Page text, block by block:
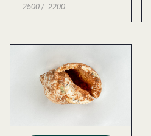
-2500 / -2200